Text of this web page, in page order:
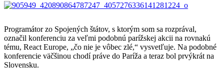
Programátor zo Spojených štátov, s ktorým som sa rozprával,
označil konferenciu za veľmi podobnú parížskej akcii na rovnakú
tému, React Europe, „čo nie je vôbec zlé,“ vysvetľuje. Na podobné
konferencie väčšinou chodí práve do Paríža a teraz bol prvýkrát na
Slovensku.